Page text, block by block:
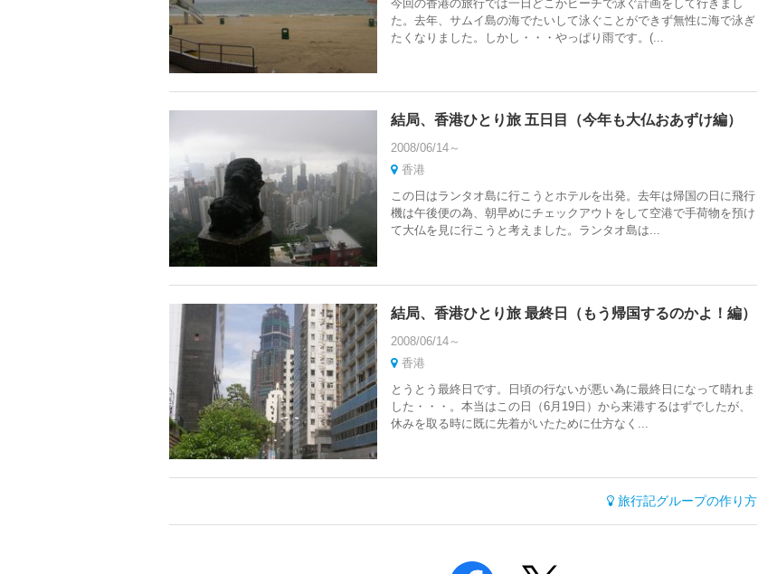
今回の香港の旅行では一日どこかビーチで泳ぐ計画をして行きまし
た。去年、サムイ島の海でたいして泳ぐことができず無性に海で泳ぎ
たくなりました。しかし・・・やっぱり雨です。(...
結局、香港ひとり旅 五日目（今年も大仏おあずけ編）
2008/06/14～
香港
この日はランタオ島に行こうとホテルを出発。去年は帰国の日に飛行
機は午後便の為、朝早めにチェックアウトをして空港で手荷物を預け
て大仏を見に行こうと考えました。ランタオ島は...
結局、香港ひとり旅 最終日（もう帰国するのかよ！編）
2008/06/14～
香港
とうとう最終日です。日頃の行ないが悪い為に最終日になって晴れま
した・・・。本当はこの日（6月19日）から来港するはずでしたが、
休みを取る時に既に先着がいたために仕方なく...
旅行記グループの作り方